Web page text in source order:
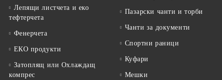
Лепящи листчета и еко
тефтeрчета
Фенерчета
ЕКО продукти
Затоплящ или Охлаждащ
компрес
Пазарски чанти и торби
Чанти за документи
Спортни раници
Куфари
Мешки